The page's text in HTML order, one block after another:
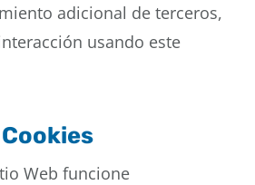
adicional de terceros,
usando este
Web funcione